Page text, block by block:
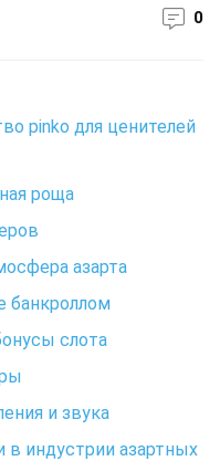
0
pinko для ценителей
роща
азарта
банкроллом
слота
и звука
в индустрии азартных